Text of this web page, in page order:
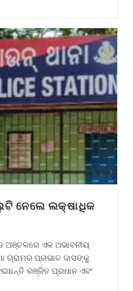
ନେଲେ ଲକ୍ଷାଧିକ
ଅଞ୍ଚଳରେ ଏକ ଅଭାବନୀୟ
ଗ୍ରାମର ପ୍ରଭାତ ଦାସଙ୍କୁ
ରଞ୍ଜିତ ପ୍ରଧାନ ଏବଂ